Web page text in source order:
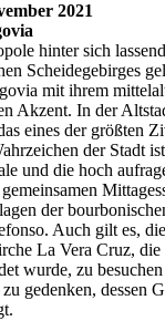
2021
hinter sich
Scheidegebirges
mit ihrem
Akzent. In der
eines der größten
der Stadt
und die hoch
der
Auch gilt es,
La Vera Cruz,
wurde, zu
gedenken, dessen